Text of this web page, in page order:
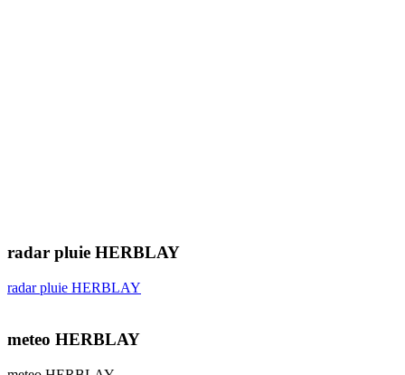
radar pluie HERBLAY
radar pluie HERBLAY
meteo HERBLAY